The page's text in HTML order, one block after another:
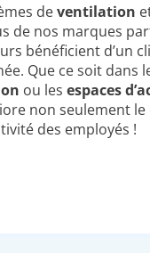
deventilation
de nos marques
bénéficient d’un
Que ce soit dans
ou les espaces
non seulement
des employés !